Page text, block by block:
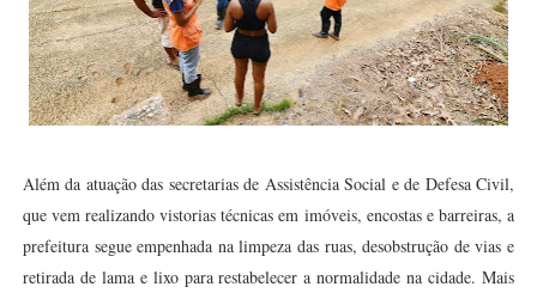
Além da atuação das secretarias de Assistência Social e de Defesa Civil,
que vem realizando vistorias técnicas em imóveis, encostas e barreiras, a
prefeitura segue empenhada na limpeza das ruas, desobstrução de vias e
retirada de lama e lixo para restabelecer a normalidade na cidade. Mais